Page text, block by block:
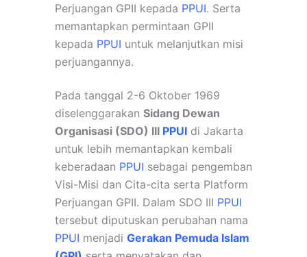
Perjuangan GPII kepada PPUI. Serta
memantapkan permintaan GPII
kepada PPUI untuk melanjutkan misi
perjuangannya.
Pada tanggal 2-6 Oktober 1969
diselenggarakan Sidang Dewan
Organisasi (SDO) III PPUI di Jakarta
untuk lebih memantapkan kembali
keberadaan PPUI sebagai pengemban
Visi-Misi dan Cita-cita serta Platform
Perjuangan GPII. Dalam SDO III PPUI
tersebut diputuskan perubahan nama
PPUI menjadi Gerakan Pemuda Islam